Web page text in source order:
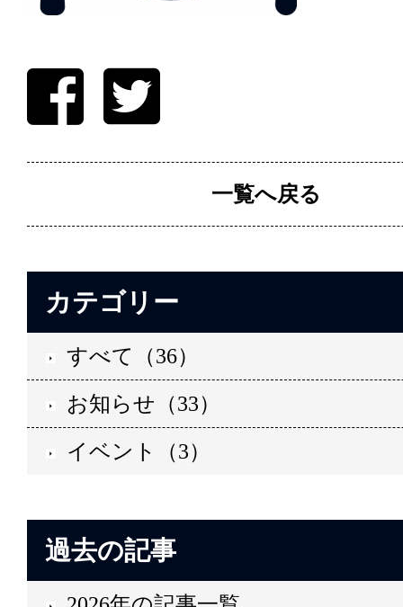
一覧へ戻る
カテゴリー
すべて（36）
お知らせ（33）
イベント（3）
過去の記事